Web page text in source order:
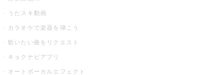
うたスキ動画
カラオケで楽器を弾こう
歌いたい曲をリクエスト
キョクナビアプリ
オートボーカルエフェクト